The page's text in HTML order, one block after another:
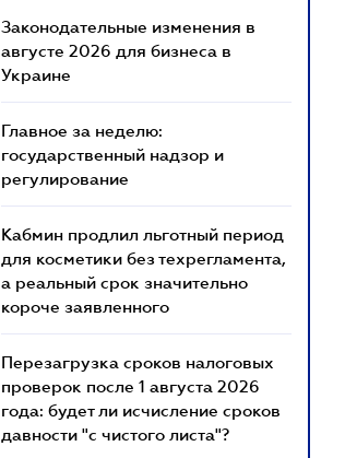
Законодательные изменения в
августе 2026 для бизнеса в
Украине
Главное за неделю:
государственный надзор и
регулирование
Кабмин продлил льготный период
для косметики без техрегламента,
а реальный срок значительно
короче заявленного
Перезагрузка сроков налоговых
проверок после 1 августа 2026
года: будет ли исчисление сроков
давности "с чистого листа"?